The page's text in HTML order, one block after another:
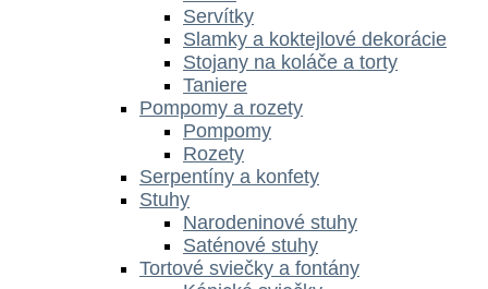
Servítky
Slamky a koktejlové dekorácie
Stojany na koláče a torty
Taniere
Pompomy a rozety
Pompomy
Rozety
Serpentíny a konfety
Stuhy
Narodeninové stuhy
Saténové stuhy
Tortové sviečky a fontány